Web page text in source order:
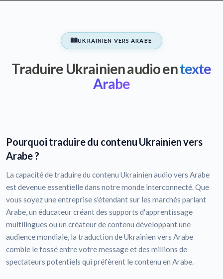
UKRAINIEN VERS ARABE
Traduire Ukrainien audio entexte
Arabe
Pourquoi traduire du contenu Ukrainien vers
Arabe ?
La capacité de traduire du contenu Ukrainien audio vers Arabe
est devenue essentielle dans notre monde interconnecté. Que
vous soyez une entreprise s'étendant sur les marchés parlant
Arabe, un éducateur créant des supports d'apprentissage
multilingues ou un créateur de contenu développant une
audience mondiale, la traduction de Ukrainien vers Arabe
comble le fossé entre votre message et des millions de
spectateurs potentiels qui préfèrent le contenu en Arabe.